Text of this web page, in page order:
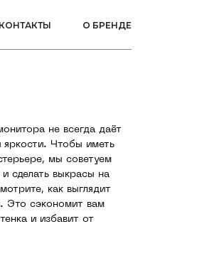
КОНТАКТЫ О БРЕНДЕ
не всегда даёт
яркости. Чтобы иметь
мы советуем
сделать выкрасы на
как выглядит
Это сэкономит вам
и избавит от